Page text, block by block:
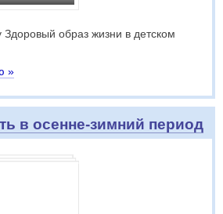
образ жизни в детском
»
в осенне-зимний период